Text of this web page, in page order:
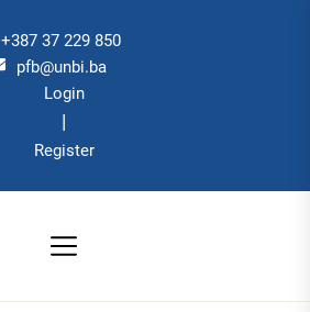
+387 37 229 850
pfb@unbi.ba
Login
|
Register